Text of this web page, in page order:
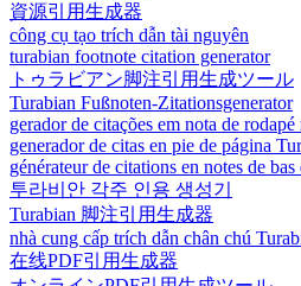
資源引用生成器
công cụ tạo trích dẫn tài nguyên
turabian footnote citation generator
トゥラビアン脚注引用生成ツール
Turabian Fußnoten-Zitationsgenerator
gerador de citações em nota de
generador de citas en pie de página
générateur de citations en notes de
투라비안 각주 인용 생성기
Turabian 脚注引用生成器
nhà cung cấp trích dẫn chân chú
在线PDF引用生成器